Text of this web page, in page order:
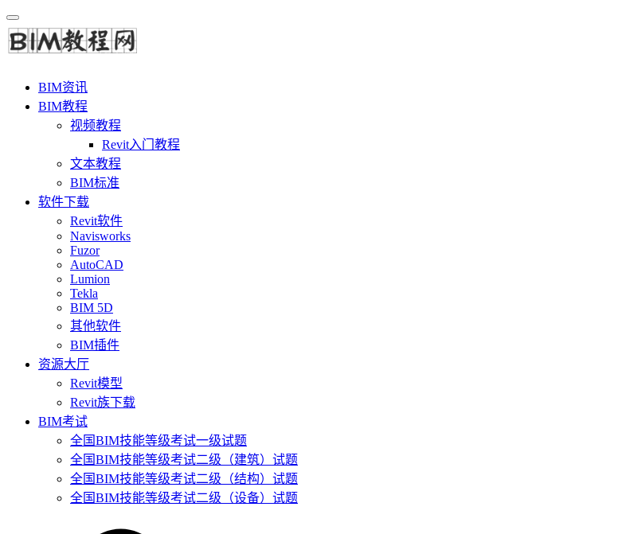
BIM资讯
BIM教程
视频教程
Revit入门教程
文本教程
BIM标准
软件下载
Revit软件
Navisworks
Fuzor
AutoCAD
Lumion
Tekla
BIM 5D
其他软件
BIM插件
资源大厅
Revit模型
Revit族下载
BIM考试
全国BIM技能等级考试一级试题
全国BIM技能等级考试二级（建筑）试题
全国BIM技能等级考试二级（结构）试题
全国BIM技能等级考试二级（设备）试题